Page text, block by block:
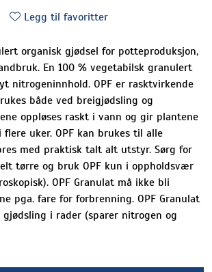
Legg til favoritter
organisk gjødsel for potteproduksjon,
En 100 % vegetabilsk granulert
nitrogeninnhold. OPF er rasktvirkende
både ved breigjødsling og
oppløses raskt i vann og gir plantene
uker. OPF kan brukes til alle
med praktisk talt alt utstyr. Sørg for
tørre og bruk OPF kun i oppholdsvær
OPF Granulat må ikke bli
pga. fare for forbrenning. OPF Granulat
i rader (sparer nitrogen og